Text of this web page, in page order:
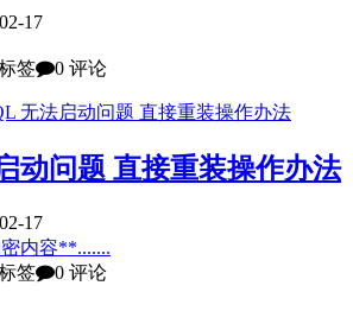
17
签 0 评论
动问题 直接重装操作办法
17
内容**.......
签 0 评论